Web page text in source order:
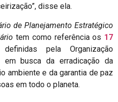
disse ela.
de Planejamento Estratégico
tem como referência os 17
pela Organização
em busca da erradicação da
ambiente e da garantia de paz
em todo o planeta.